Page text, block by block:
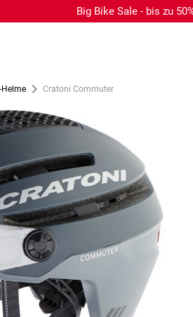
Big Bike Sale - bis zu
Helme Cratoni Commuter